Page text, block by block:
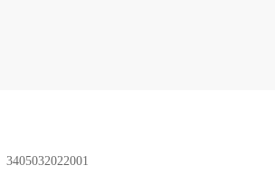
3405032022001